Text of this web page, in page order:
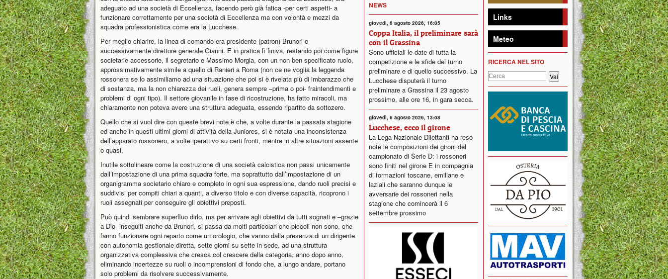
adeguato ad una società di Eccellenza, facendo però già fatica -per certi aspetti- a
funzionare correttamente per una società di Eccellenza ma con volontà e mezzi da
squadra professionistica come era la Lucchese.
Per meglio chiarire, la linea di comando era presidente (patron) Brunori e
successivamente direttore generale Gianni. E in pratica lì finiva, restando poi come figure
societarie accessorie, il segretario e Massimo Morgia, con un non ben specificato ruolo,
approssimativamente simile a quello di Ranieri a Roma (non ce ne voglia la leggenda
rossonera se lo assimiliamo ad una situazione che poi si è rivelata più di imbarazzo che
di sostanza, ma la non chiarezza dei ruoli, genera sempre –prima o poi- fraintendimenti e
problemi di ogni tipo). Il settore giovanile in fase di ricostruzione, ha fatto miracoli, ma
chiaramente non poteva avere una struttura adeguata, essendo ripartito da sottozero.
Quello che si vuol dire con queste brevi note è che, a volte durante la passata stagione
ed anche in questi ultimi giorni di attività della Juniores, si è notata una inconsistenza
dell’apparato rossonero, a volte iperattivo su certi fronti, mentre in altre situazioni assente
o quasi.
Inutile sottolineare come la costruzione di una società calcistica non passi unicamente
dall’impostazione di una prima squadra forte, ma soprattutto dall’impostazione di un
organigramma societario chiaro e completo in ogni sua espressione, dando ruoli precisi e
suddivisi per compiti chiari a quanti, a diverso titolo e con diverse capacità, ricoprono i
ruoli assegnati per conseguire gli obiettivi preposti.
Può quindi sembrare superfluo dirlo, ma per arrivare agli obiettivi da tutti sognati e –grazie
a Dio- inseguiti anche da Brunori, si passa da molti particolari che piccoli non sono, che
fanno funzionare ogni reparto come un orologio, che vanno dalla presenza di un dirigente
con autonomia gestionale diretta, sette giorni su sette in sede, ad una struttura
organizzativa complessiva che cresca col crescere della categoria, anno dopo anno,
eliminando incertezze su ruoli o incomprensioni di fondo che, a lungo andare, portano
solo problemi da risolvere successivamente.
NEWS
giovedì, 6 agosto 2026, 16:05
Coppa Italia, il preliminare sarà
con il Grassina
Sono ufficiali le date di tutta la
competizione e le sfide del turno
preliminare e di quello successivo. La
Lucchese disputerà il turno
preliminare a Grassina il 23 agosto
prossimo, alle ore 16, in gara secca.
giovedì, 6 agosto 2026, 13:08
Lucchese, ecco il girone
La Lega Nazionale Dilettanti ha reso
note le composizioni dei gironi del
campionato di Serie D: i rossoneri
sono finiti nel girone E in compagnia
di formazioni toscane, emiliane e
laziali che saranno dunque le
avversarie dei rossoneri nella
stagione che comincerà il 6
settembre prossimo
Links
Meteo
RICERCA NEL SITO